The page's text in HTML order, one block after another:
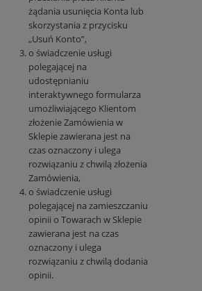
żądania usunięcia Konta lub
skorzystania z przycisku
„Usuń Konto”,
o świadczenie usługi
polegającej na
udostępnianiu
interaktywnego formularza
umożliwiającego Klientom
złożenie Zamówienia w
Sklepie zawierana jest na
czas oznaczony i ulega
rozwiązaniu z chwilą złożenia
Zamówienia,
o świadczenie usługi
polegającej na zamieszczaniu
opinii o Towarach w Sklepie
zawierana jest na czas
oznaczony i ulega
rozwiązaniu z chwilą dodania
opinii.